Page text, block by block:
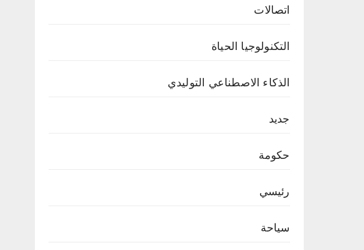
اتصالات
التكنولوجيا الحياة
الذكاء الاصطناعي التوليدي
جديد
حكومة
رئيسي
سياحة